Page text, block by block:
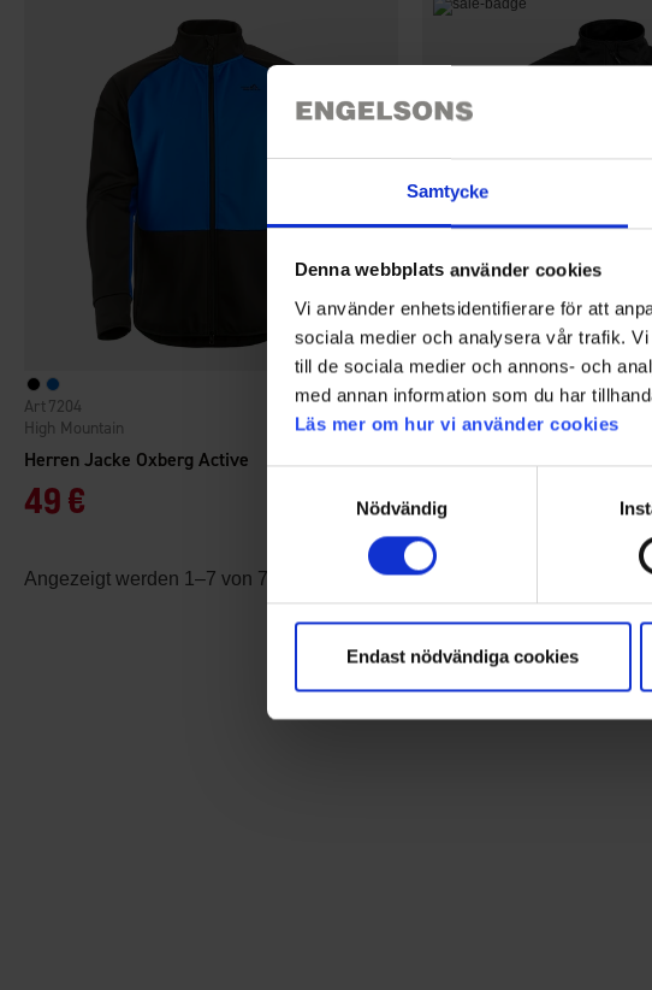
Samtycke
Denna webbplats använder cookies
Vi använder enhetsidentifierare för att
sociala medier och analysera vår trafik.
till de sociala medier och annons- och
med annan information som du har
Läs mer om hur vi använder cookies
Nödvändig
Endast nödvändiga cookies
Herren Jacke Oxberg Active
High Mountain
7204
49 €
Bewertung: 4.7 von 5 Sternen
Herren Jacke Trail
EP-Collection
6250
45 €
Angezeigt werden 1–7 von 7 Produkten